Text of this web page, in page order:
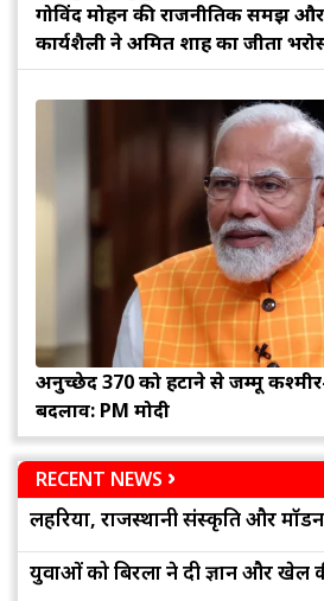
गोविंद मोहन की राजनीतिक समझ
कार्यशैली ने अमित शाह का जीता
अनुच्छेद 370 को हटाने से जम्मू
बदलाव: PM मोदी
RECENT NEWS
लहरिया, राजस्थानी संस्कृति और
युवाओं को बिरला ने दी ज्ञान और खेल